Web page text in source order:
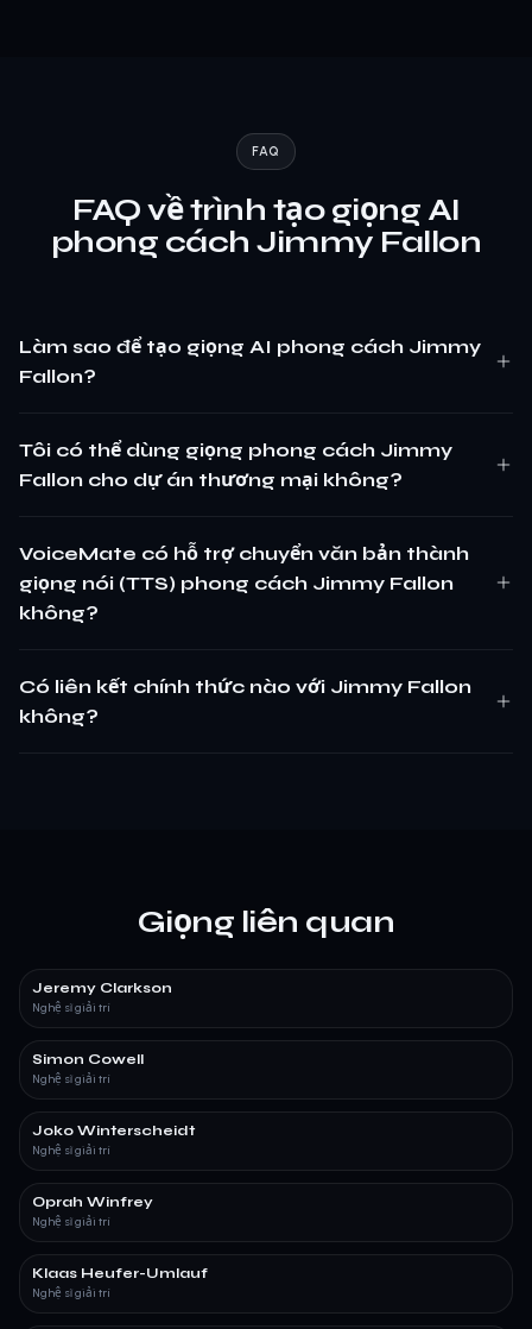
FAQ
FAQ về trình tạo giọng AI
phong cách Jimmy Fallon
Làm sao để tạo giọng AI phong cách Jimmy
Fallon?
Tôi có thể dùng giọng phong cách Jimmy
Fallon cho dự án thương mại không?
VoiceMate có hỗ trợ chuyển văn bản thành
giọng nói (TTS) phong cách Jimmy Fallon
không?
Có liên kết chính thức nào với Jimmy Fallon
không?
Giọng liên quan
Jeremy Clarkson
Nghệ sĩ giải trí
Simon Cowell
Nghệ sĩ giải trí
Joko Winterscheidt
Nghệ sĩ giải trí
Oprah Winfrey
Nghệ sĩ giải trí
Klaas Heufer-Umlauf
Nghệ sĩ giải trí